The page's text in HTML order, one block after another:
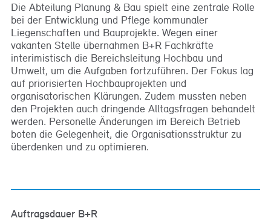
Die Abteilung Planung & Bau spielt eine zentrale Rolle
bei der Entwicklung und Pflege kommunaler
Liegenschaften und Bauprojekte. Wegen einer
vakanten Stelle übernahmen B+R Fachkräfte
interimistisch die Bereichsleitung Hochbau und
Umwelt, um die Aufgaben fortzuführen. Der Fokus lag
auf priorisierten Hochbauprojekten und
organisatorischen Klärungen. Zudem mussten neben
den Projekten auch dringende Alltagsfragen behandelt
werden. Personelle Änderungen im Bereich Betrieb
boten die Gelegenheit, die Organisationsstruktur zu
überdenken und zu optimieren.
Auftragsdauer B+R